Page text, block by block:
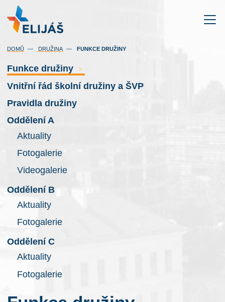
DOMŮ DRUŽINA FUNKCE DRUŽINY(AKTUÁLNÍ)
Funkce družiny >
Vnitřní řád školní družiny a ŠVP
Pravidla družiny
Oddělení A
Aktuality
Fotogalerie
Videogalerie
Oddělení B
Aktuality
Fotogalerie
Oddělení C
Aktuality
Fotogalerie